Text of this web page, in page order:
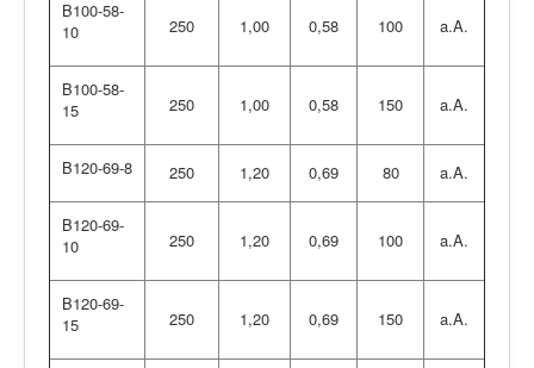
B100-58-
10
250 1,00 0,58 100 a.A.
B100-58-
15
250 1,00 0,58 150 a.A.
B120-69-8 250 1,20 0,69 80 a.A.
B120-69-
10
250 1,20 0,69 100 a.A.
B120-69-
15
250 1,20 0,69 150 a.A.